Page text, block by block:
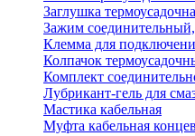
Заглушка
Зажим
Клемма для
Колпачок
Комплект
Лубрикант-гель для
Мастика кабельная
Муфта кабельная